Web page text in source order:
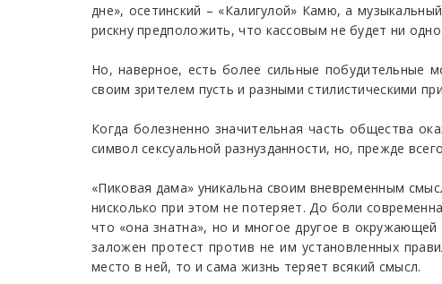
дне», осетинский – «Калигулой» Камю, а
рискну предположить, что кассовым не будет ни
Но, наверное, есть более сильные побудительные
своим зрителем пусть и разными стилистическими
Когда болезненно значительная часть общества
символ сексуальной разнузданности, но, прежде
«Пиковая дама» уникальна своим вневременным
нисколько при этом не потеряет. До боли
что «она знатна», но и многое другое в
заложен протест против не им установленных
место в ней, то и сама жизнь теряет всякий смысл.